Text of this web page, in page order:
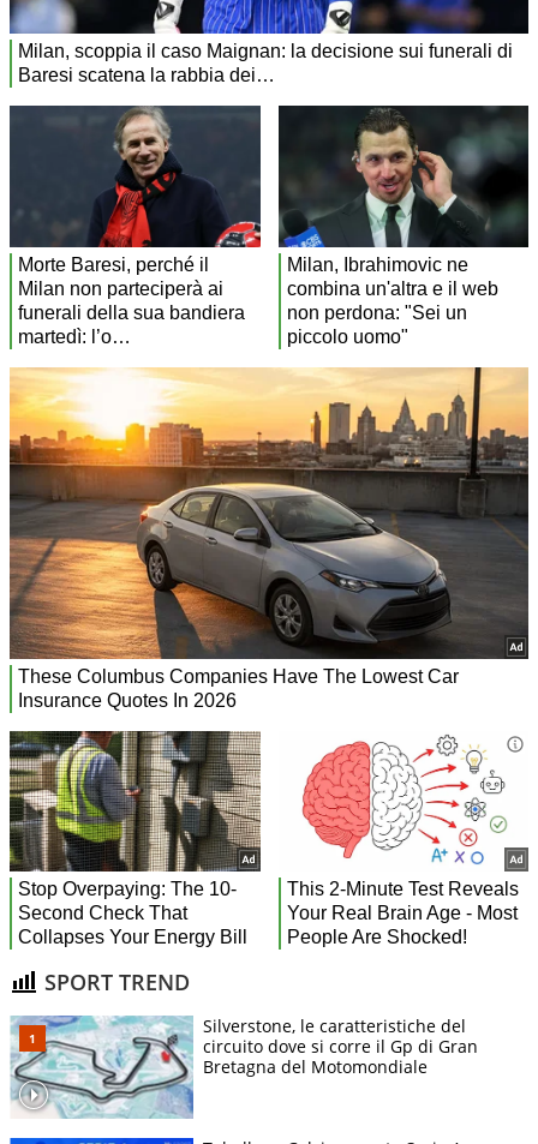
SPORT TREND
Silverstone, le caratteristiche del
circuito dove si corre il Gp di Gran
Bretagna del Motomondiale